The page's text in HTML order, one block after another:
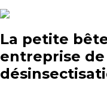
La petite
entreprise